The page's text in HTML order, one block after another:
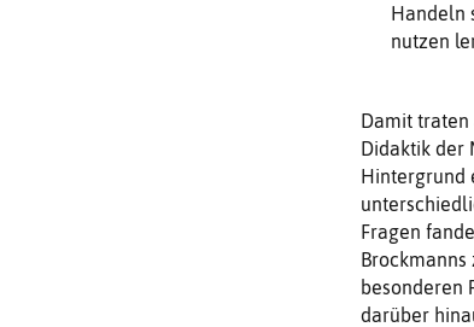
Handeln
nutzen
Damit traten
Didaktik der
Hintergrund
Fragen
besonderen
darüber